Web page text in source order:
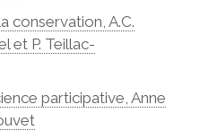
conservation, A.C.
et P. Teillac-
participative, Anne